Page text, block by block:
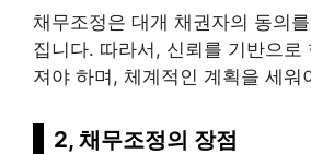
채무조정은 대개 채권자의 동의
집니다. 따라서, 신뢰를 기반으로
져야 하며, 체계적인 계획을 세워
2, 채무조정의 장점